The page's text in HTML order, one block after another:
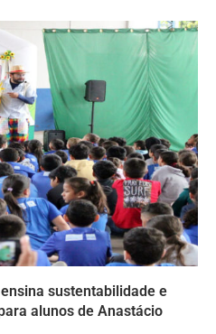
sustentabilidade e
alunos de Anastácio